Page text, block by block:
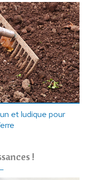
et ludique pour
!